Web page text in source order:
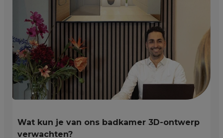
Wat kun je van ons badkamer 3D-ontwerp
verwachten?